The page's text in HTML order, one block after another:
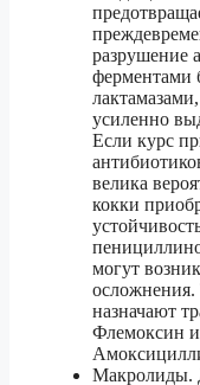
разрушение
ферментами
усиленно
Если курс
велика
кокки
могут
назначают
Флемоксин
Макролиды.